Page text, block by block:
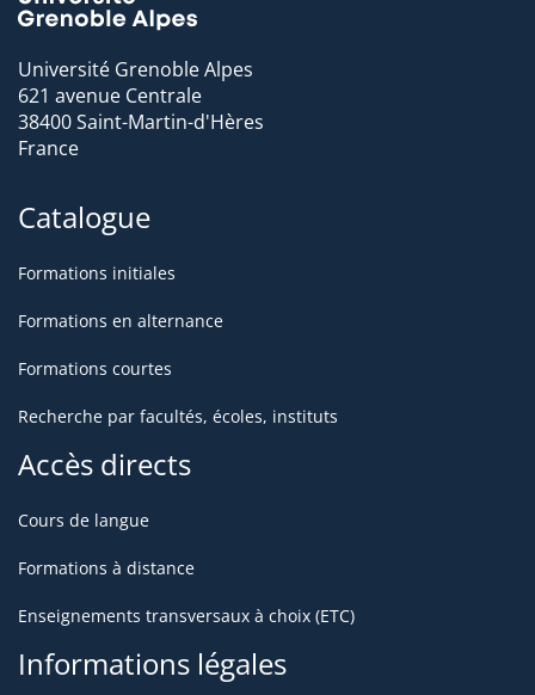
Université Grenoble Alpes
621 avenue Centrale
38400 Saint-Martin-d'Hères
France
Catalogue
Formations initiales
Formations en alternance
Formations courtes
Recherche par facultés, écoles, instituts
Accès directs
Cours de langue
Formations à distance
Enseignements transversaux à choix (ETC)
Informations légales